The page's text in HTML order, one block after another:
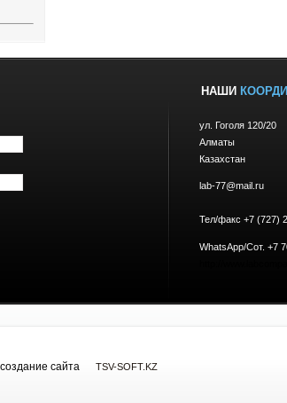
НАШИ
ул. Гоголя 120/20
Алматы
Казахстан
lab-77@mail.ru
Тел/факс +7 (727)
WhatsApp/Сот. +7
сайта TSV-SOFT.KZ